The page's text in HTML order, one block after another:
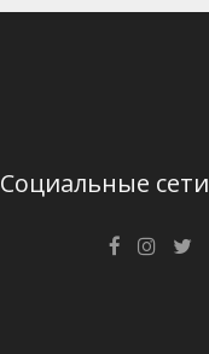
Социальные сети